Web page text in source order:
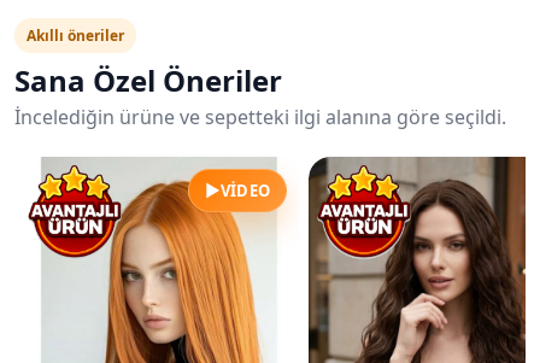
Akıllı öneriler
Sana Özel Öneriler
İncelediğin ürüne ve sepetteki ilgi alanına göre seçildi.
▶VIDEO